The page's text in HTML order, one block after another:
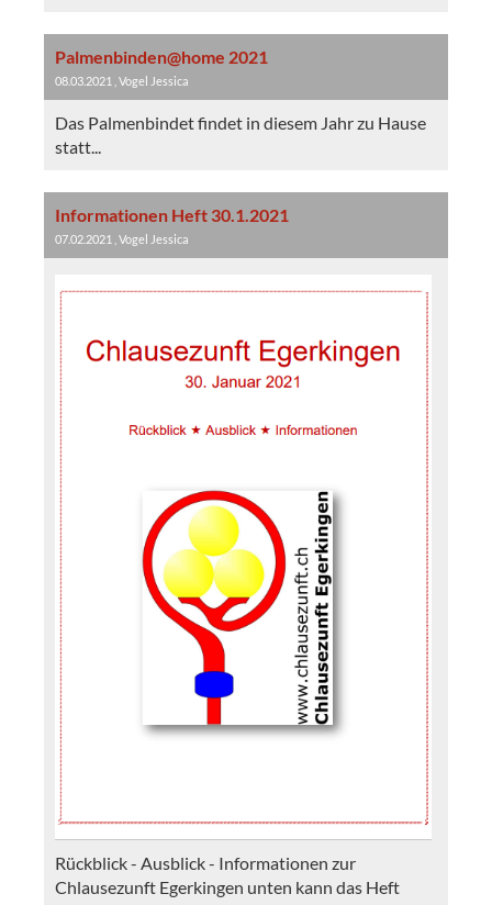
Palmenbinden@home 2021
08.03.2021 , Vogel Jessica
Das Palmenbindet findet in diesem Jahr zu Hause
statt...
Informationen Heft 30.1.2021
07.02.2021 , Vogel Jessica
Rückblick - Ausblick - Informationen zur
Chlausezunft Egerkingen unten kann das Heft